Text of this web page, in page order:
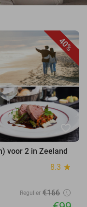
40%
favorite_border
voor 2 in Zeeland
8.3 star
Regulier €166